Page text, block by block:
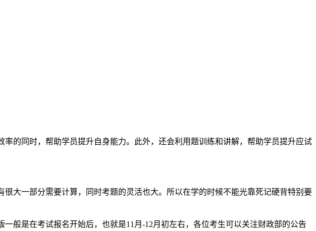
的同时，帮助学员提升自身能力。此外，还会利用题训练和讲解，帮助学员提升应试
大一部分需要计算，同时考题的灵活也大。所以在学的时候不能光靠死记硬背特别要
般是在考试报名开始后，也就是11月-12月初左右，各位考生可以关注财政部的公告